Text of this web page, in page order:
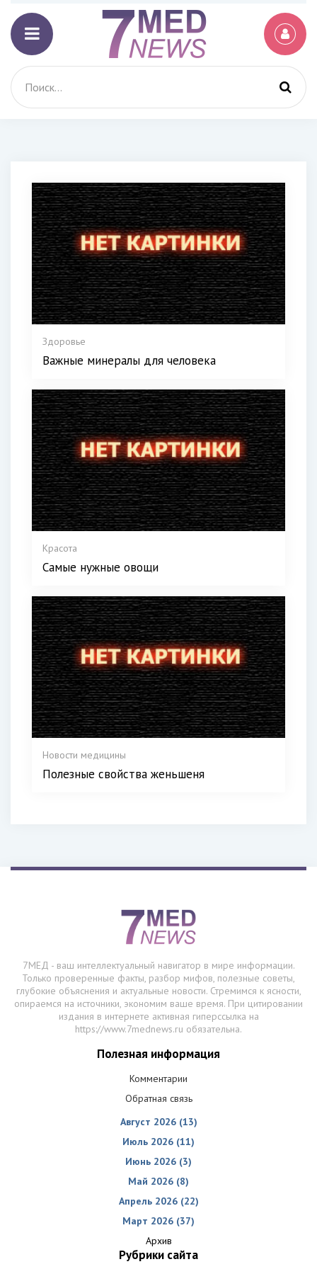
Здоровье
Важные минералы для человека
Красота
Самые нужные овощи
Новости медицины
Полезные свойства женьшеня
7МЕД - ваш интеллектуальный навигатор в мире информации.
Только проверенные факты, разбор мифов, полезные советы,
глубокие объяснения и актуальные новости. Стремимся к ясности,
опираемся на источники, экономим ваше время. При цитировании
издания в интернете активная гиперссылка на
https://www.7mednews.ru обязательна.
Полезная информация
Комментарии
Обратная связь
Август 2026 (13)
Июль 2026 (11)
Июнь 2026 (3)
Май 2026 (8)
Апрель 2026 (22)
Март 2026 (37)
Архив
Рубрики сайта